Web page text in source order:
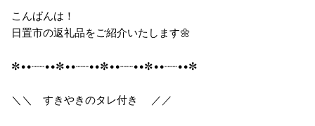
こんばんは！
日置市の返礼品をご紹介いたします🌼
✼••┈┈••✼••┈┈••✼••┈┈••✼••┈┈••✼
＼＼ すきやきのタレ付き ／／